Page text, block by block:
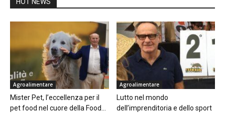
Agroalimentare
Mister Pet, l’eccellenza per il
pet food nel cuore della Food...
Agroalimentare
Lutto nel mondo
dell’imprenditoria e dello sport